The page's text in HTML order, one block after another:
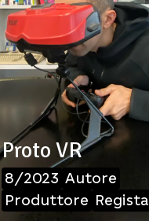
Proto VR
8/2023 Autore
Produttore Regista